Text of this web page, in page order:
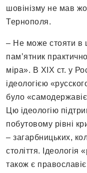
шовінізму не мав
Тернополя.
– Не може стояти в
пам’ятник
міра». В XIX ст. у
ідеологією
було
Цю ідеологію
побутовому рівні
– загарбницьких,
століття. Ідеологія
також є